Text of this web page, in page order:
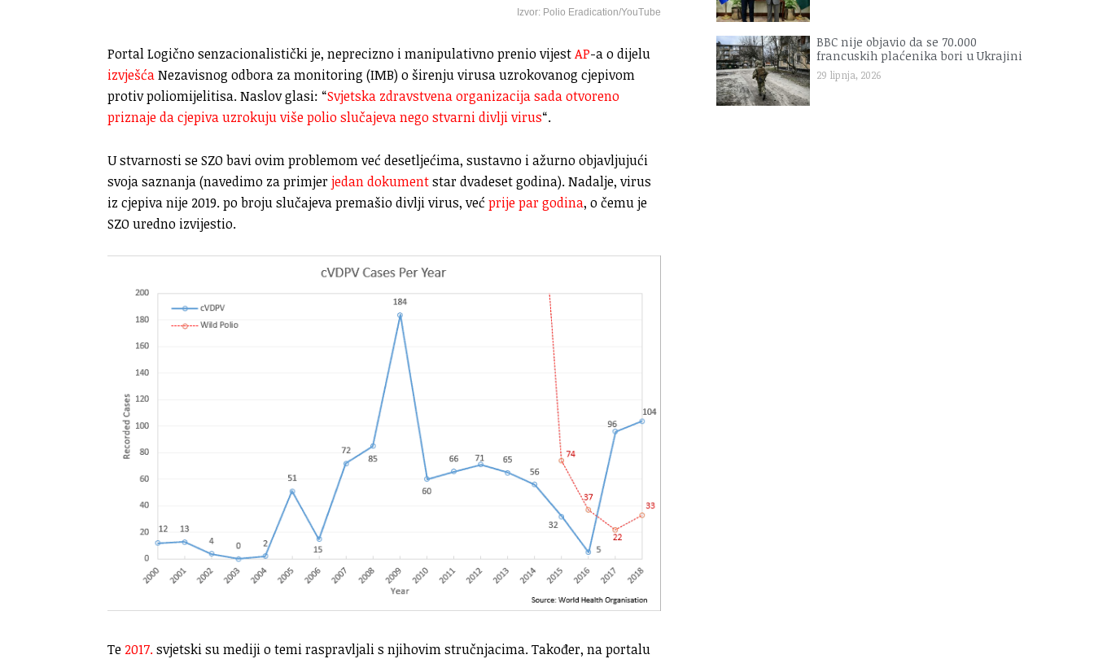
Izvor: Polio Eradication/YouTube
Portal Logično senzacionalistički je, neprecizno i manipulativno prenio vijestAP-a o dijelu
izvješćaNezavisnog odbora za monitoring (IMB) o širenju virusa uzrokovanog cjepivom
protiv poliomijelitisa. Naslov glasi: “Svjetska zdravstvena organizacija sada otvoreno
priznaje da cjepiva uzrokuju više polio slučajeva nego stvarni divlji virus“.
U stvarnosti se SZO bavi ovim problemom već desetljećima, sustavno i ažurno objavljujući
svoja saznanja (navedimo za primjerjedan dokumentstar dvadeset godina). Nadalje, virus
iz cjepiva nije 2019. po broju slučajeva premašio divlji virus, već prije par godina, o čemu je
SZO uredno izvijestio.
Te 2017.svjetski su mediji o temi raspravljali s njihovim stručnjacima. Također, na portalu
BBC nije objavio da se 70.000
francuskih plaćenika bori u Ukrajini
29 lipnja, 2026